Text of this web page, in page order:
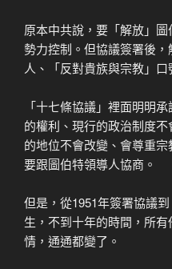
原本中共說，要「解放」
勢力控制。但協議簽署後
人、「反對貴族與宗教」口
「十七條協議」裡面明明
的權利、現行的政治制度
的地位不會改變、會尊重
要跟圖伯特領導人協商。
但是，從1951年簽署協議
生，不到十年的時間，所
情，通通都變了。